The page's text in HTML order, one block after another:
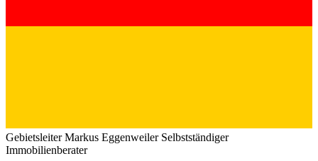
Gebietsleiter Markus Eggenweiler Selbstständiger
Immobilienberater